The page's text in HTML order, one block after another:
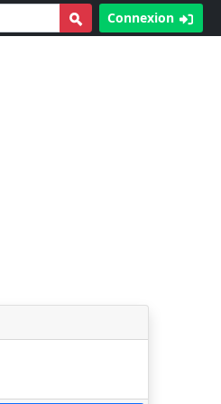
Connexion